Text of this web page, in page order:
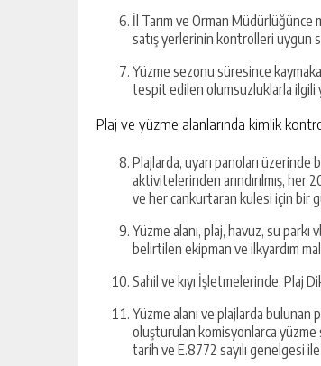
İl Tarım ve Orman
satış yerlerinin kontrolleri uygun
Yüzme sezonu süresince
tespit edilen olumsuzluklarla ilgili
Plaj ve yüzme alanlarında kimlik
Plajlarda, uyarı panoları
aktivitelerinden arındırılmış,
ve her cankurtaran kulesi için bir
Yüzme alanı, plaj, havuz, su
belirtilen ekipman ve ilkyardım
Sahil ve kıyı İşletmelerinde, Plaj
Yüzme alanı ve plajlarda bulunan
oluşturulan komisyonlarca yüzme
tarih ve E.8772 sayılı genelgesi